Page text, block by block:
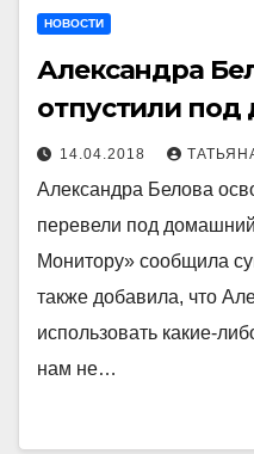
НОВОСТИ
Александра
отпустили
14.04.2018
Александра Белова
перевели под
Монитору» сообщила
также добавила, что
использовать какие-
нам не…